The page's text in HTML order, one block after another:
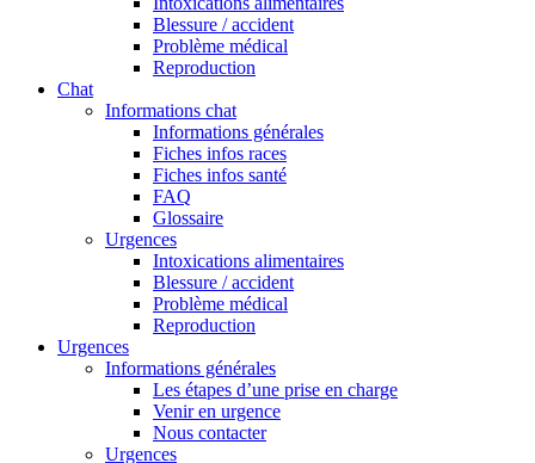
Blessure / accident
Problème médical
Reproduction
Chat
Informations chat
Informations générales
Fiches infos races
Fiches infos santé
FAQ
Glossaire
Urgences
Intoxications alimentaires
Blessure / accident
Problème médical
Reproduction
Urgences
Informations générales
Les étapes d’une prise en charge
Venir en urgence
Nous contacter
Urgences